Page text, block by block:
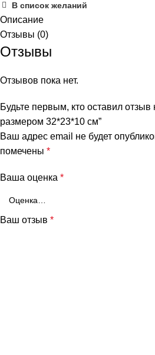
В список желаний
Описание
Отзывы (0)
Отзывы
Отзывов пока нет.
Будьте первым, кто оставил отзыв
размером 32*23*10 см”
Ваш адрес email не будет
помечены *
Ваша оценка *
Ваш отзыв *